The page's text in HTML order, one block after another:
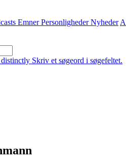
Emner Personligheder Nyheder
Skriv et søgeord i søgefeltet.